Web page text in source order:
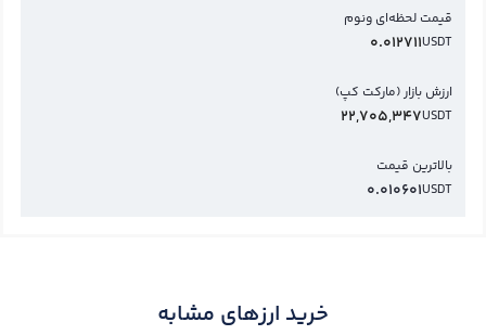
قیمت لحظه‌ای ونوم
USDT
0.012711
ارزش بازار (مارکت کپ)
USDT
22,705,347
بالاترین قیمت
USDT
0.010601
خرید ارزهای مشابه